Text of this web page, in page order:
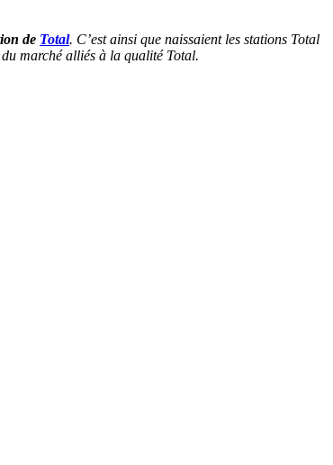
de Total. C’est ainsi que naissaient les stations Total
marché alliés à la qualité Total.